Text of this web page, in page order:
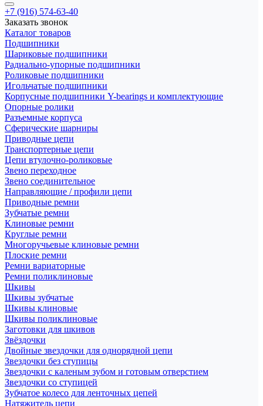
+7 (916) 574-63-40
Заказать звонок
Каталог товаров
Подшипники
Шариковые подшипники
Радиально-упорные подшипники
Роликовые подшипники
Игольчатые подшипники
Корпусные подшипники Y-bearings и комплектующие
Опорные ролики
Разъемные корпуса
Сферические шарниры
Приводные цепи
Транспортерные цепи
Цепи втулочно-роликовые
Звено переходное
Звено соединительное
Направляющие / профили цепи
Приводные ремни
Зубчатые ремни
Клиновые ремни
Круглые ремни
Многоручьевые клиновые ремни
Плоские ремни
Ремни вариаторные
Ремни поликлиновые
Шкивы
Шкивы зубчатые
Шкивы клиновые
Шкивы поликлиновые
Заготовки для шкивов
Звёздочки
Двойные звездочки для однорядной цепи
Звездочки без ступицы
Звездочки с каленым зубом и готовым отверстием
Звездочки со ступицей
Зубчатое колесо для ленточных цепей
Натяжитель цепи